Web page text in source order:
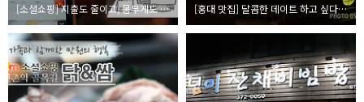
[소셜쇼핑] 지출도 줄이고, 몸무게도 줄이는 나만의 다이어트 음식~ [홍대 맛집] 달콤한 데이트 하고 싶다면, 마망갸또 카라멜 디저트